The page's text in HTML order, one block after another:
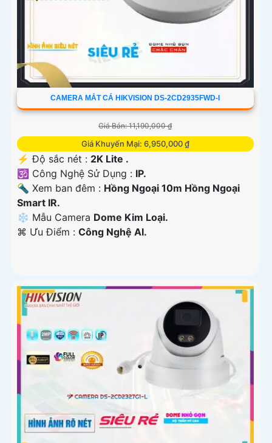
CAMERA MẮT CÁ HIKVISION DS-2CD2935FWD-I
Giá Bán: 11,190,000 ₫
Giá Khuyến Mại: 6,950,000 ₫
️⚡ Độ sắc nét : 2K Lite .
🕉️ Công Nghệ Sử Dụng : IP.
🔦 Xem ban đêm : Hồng Ngoại 10m Hồng Ngoại
Smart IR.
❄ Mẫu Camera Dome Kim Loại.
️⌘ Ưu Điểm : Công Nghệ AI.